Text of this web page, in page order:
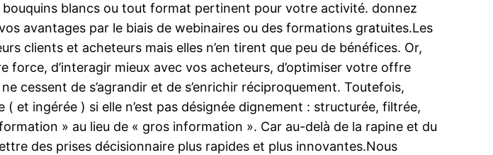
blancs ou tout format pertinent pour votre activité. donnez
avantages par le biais de webinaires ou des formations gratuites.Les
clients et acheteurs mais elles n’en tirent que peu de bénéfices. Or,
force, d’interagir mieux avec vos acheteurs, d’optimiser votre offre
cessent de s’agrandir et de s’enrichir réciproquement. Toutefois,
et ingérée ) si elle n’est pas désignée dignement : structurée, filtrée,
» au lieu de « gros information ». Car au-delà de la rapine et du
des prises décisionnaire plus rapides et plus innovantes.Nous